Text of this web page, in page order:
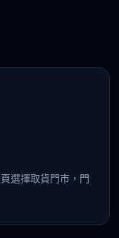
選擇取貨門市，門